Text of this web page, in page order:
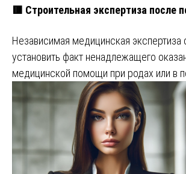
🟥 Строительная экспертиза после
Независимая медицинская экспертиза
установить факт ненадлежащего
медицинской помощи при родах или в